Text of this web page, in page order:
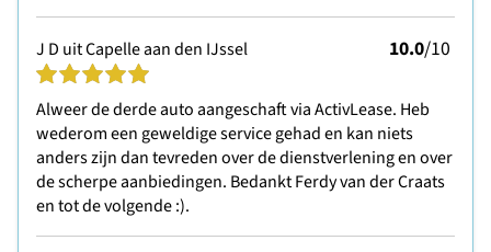
J D uit Capelle aan den IJssel 10.0/10
Alweer de derde auto aangeschaft via ActivLease. Heb
wederom een geweldige service gehad en kan niets
anders zijn dan tevreden over de dienstverlening en over
de scherpe aanbiedingen. Bedankt Ferdy van der Craats
en tot de volgende :).